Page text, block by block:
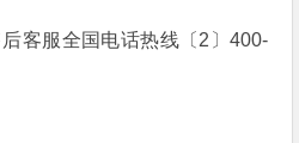
客服全国电话热线〔2〕400-